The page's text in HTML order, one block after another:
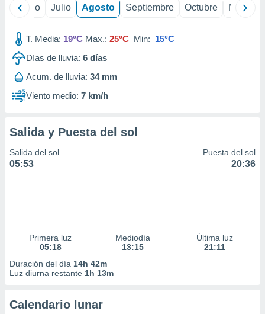
e
mediante
Junio Julio Agosto Septiembre Octubre
T. Media: 19°C Max.: 25°C Min: 15°C
Días de lluvia: 6 días
Acum. de lluvia: 34 mm
Viento medio: 7 km/h
Salida y Puesta del sol
Salida del sol
05:53
Puesta del sol
20:36
Primera luz
05:18
Mediodía
13:15
Última luz
21:11
Duración del día 14h 42m
Luz diurna restante 1h 13m
Calendario lunar